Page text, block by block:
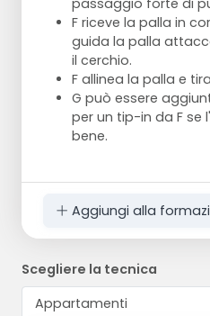
passaggio forte di
F riceve la palla in
guida la palla
il cerchio.
F allinea la palla e
G può essere
per un tip-in da F se
bene.
Aggiungi alla
Scegliere la tecnica